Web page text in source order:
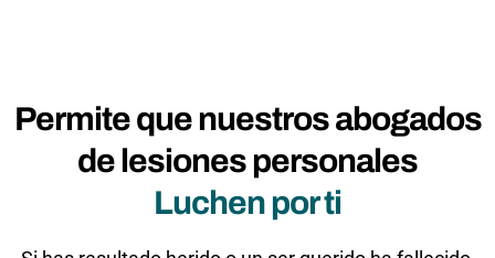
Permite que nuestros abogados
de lesiones personales
Luchen por ti